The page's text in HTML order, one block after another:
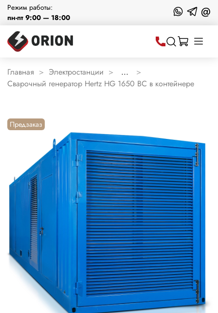
Режим работы:
пн-пт 9:00 — 18:00
@
Главная Электростанции
...
Сварочный генератор Hertz HG 1650 BC в контейнере
Предзаказ